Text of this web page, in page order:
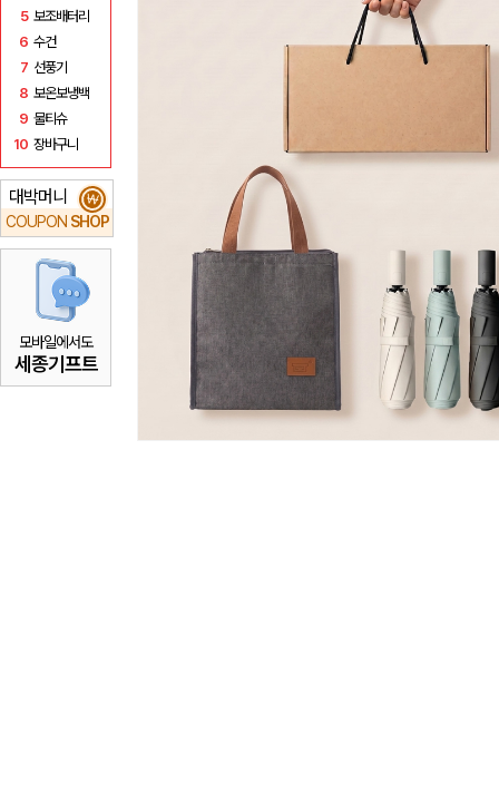
5 보조배터리
6 수건
7 선풍기
8 보온보냉백
9 물티슈
10 장바구니
대박머니
COUPON SHOP
₩
모바일에서도
세종기프트